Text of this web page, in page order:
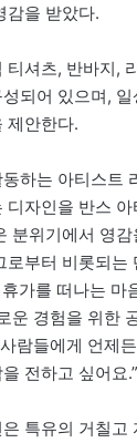
감을 받았다.
티셔츠, 반바지,
되어 있으며,
제안한다.
하는 아티스트
디자인을 반스
분위기에서 영
로부터 비롯되는
가를 떠나는 마
운 경험을 위한
람들에게 언제
전하고 싶어요
특유의 거칠고